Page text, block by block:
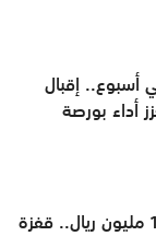
أسبوع.. إقبال
أداء بورصة
أرباحها بلغت 13.3 مليون ريال.. قفزة